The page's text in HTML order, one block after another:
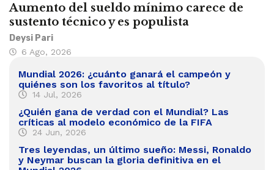
Aumento del sueldo mínimo carece de
sustento técnico y es populista
Deysi Pari
6 Ago, 2026
Mundial 2026: ¿cuánto ganará el campeón y
quiénes son los favoritos al título?
14 Jul, 2026
¿Quién gana de verdad con el Mundial? Las
críticas al modelo económico de la FIFA
24 Jun, 2026
Tres leyendas, un último sueño: Messi, Ronaldo
y Neymar buscan la gloria definitiva en el